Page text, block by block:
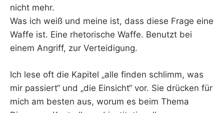
nicht mehr.
Was ich weiß und meine ist, dass diese Frage eine
Waffe ist. Eine rhetorische Waffe. Benutzt bei
einem Angriff, zur Verteidigung.
Ich lese oft die Kapitel „alle finden schlimm, was
mir passiert“ und „die Einsicht“ vor. Sie drücken für
mich am besten aus, worum es beim Thema